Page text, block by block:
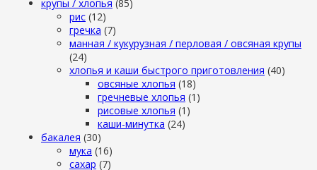
крупы / хлопья (85)
рис (12)
гречка (7)
манная / кукурузная / перловая / овсяная крупы
(24)
хлопья и каши быстрого приготовления (40)
овсяные хлопья (18)
гречневые хлопья (1)
рисовые хлопья (1)
каши-минутка (24)
бакалея (30)
мука (16)
сахар (7)